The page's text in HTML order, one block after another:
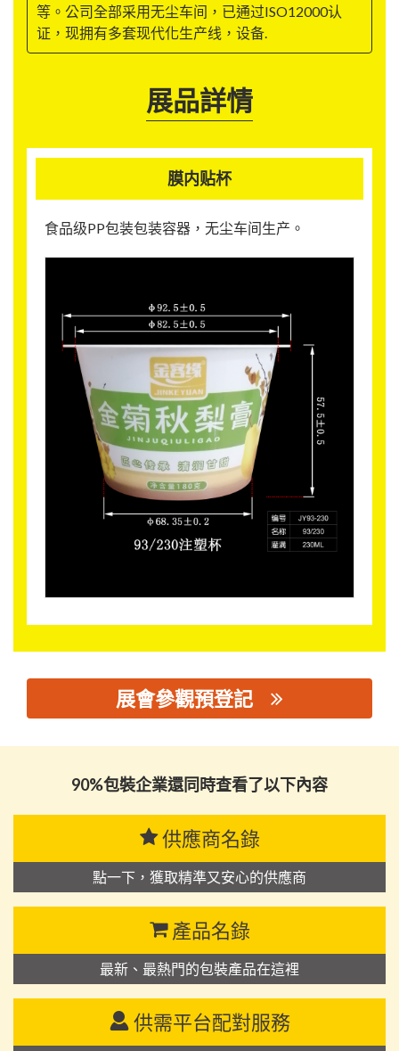
等。公司全部采用无尘车间，已通过ISO12000认
证，现拥有多套现代化生产线，设备.
展品詳情
膜内贴杯
食品级PP包装包装容器，无尘车间生产。
展會參觀預登記
90%包裝企業還同時查看了以下內容
供應商名錄
點一下，獲取精準又安心的供應商
產品名錄
最新、最熱門的包裝產品在這裡
供需平台配對服務